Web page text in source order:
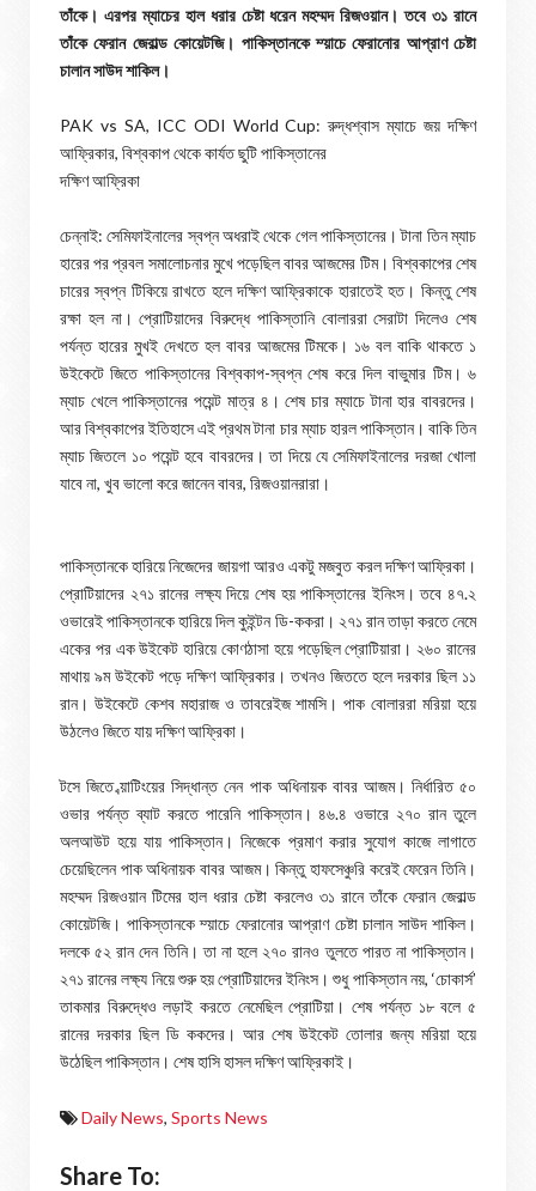
তাঁকে। এরপর ম্যাচের হাল ধরার চেষ্টা ধরেন মহম্মদ রিজওয়ান। তবে ৩১ রানে
তাঁকে ফেরান জেরাল্ড কোয়েটজি। পাকিস্তানকে ম্য়াচে ফেরানোর আপ্রাণ চেষ্টা
চালান সাউদ শাকিল।
PAK vs SA, ICC ODI World Cup: রুদ্ধশ্বাস ম্যাচে জয় দক্ষিণ
আফ্রিকার, বিশ্বকাপ থেকে কার্যত ছুটি পাকিস্তানের
দক্ষিণ আফ্রিকা
চেন্নাই: সেমিফাইনালের স্বপ্ন অধরাই থেকে গেল পাকিস্তানের। টানা তিন ম্যাচ
হারের পর প্রবল সমালোচনার মুখে পড়েছিল বাবর আজমের টিম। বিশ্বকাপের শেষ
চারের স্বপ্ন টিকিয়ে রাখতে হলে দক্ষিণ আফ্রিকাকে হারাতেই হত। কিন্তু শেষ
রক্ষা হল না। প্রোটিয়াদের বিরুদ্ধে পাকিস্তানি বোলাররা সেরাটা দিলেও শেষ
পর্যন্ত হারের মুখই দেখতে হল বাবর আজমের টিমকে। ১৬ বল বাকি থাকতে ১
উইকেটে জিতে পাকিস্তানের বিশ্বকাপ-স্বপ্ন শেষ করে দিল বাভুমার টিম। ৬
ম্যাচ খেলে পাকিস্তানের পয়েন্ট মাত্র ৪। শেষ চার ম্যাচে টানা হার বাবরদের।
আর বিশ্বকাপের ইতিহাসে এই প্রথম টানা চার ম্যাচ হারল পাকিস্তান। বাকি তিন
ম্যাচ জিতলে ১০ পয়েন্ট হবে বাবরদের। তা দিয়ে যে সেমিফাইনালের দরজা খোলা
যাবে না, খুব ভালো করে জানেন বাবর, রিজওয়ানরারা।
পাকিস্তানকে হারিয়ে নিজেদের জায়গা আরও একটু মজবুত করল দক্ষিণ আফ্রিকা।
প্রোটিয়াদের ২৭১ রানের লক্ষ্য দিয়ে শেষ হয় পাকিস্তানের ইনিংস। তবে ৪৭.২
ওভারেই পাকিস্তানকে হারিয়ে দিল কুইন্টন ডি-ককরা। ২৭১ রান তাড়া করতে নেমে
একের পর এক উইকেট হারিয়ে কোণঠাসা হয়ে পড়েছিল প্রোটিয়ারা। ২৬০ রানের
মাথায় ৯ম উইকেট পড়ে দক্ষিণ আফ্রিকার। তখনও জিততে হলে দরকার ছিল ১১
রান। উইকেটে কেশব মহারাজ ও তাবরেইজ শামসি। পাক বোলাররা মরিয়া হয়ে
উঠলেও জিতে যায় দক্ষিণ আফ্রিকা।
টসে জিতে ব্য়াটিংয়ের সিদ্ধান্ত নেন পাক অধিনায়ক বাবর আজম। নির্ধারিত ৫০
ওভার পর্যন্ত ব্যাট করতে পারেনি পাকিস্তান। ৪৬.৪ ওভারে ২৭০ রান তুলে
অলআউট হয়ে যায় পাকিস্তান। নিজেকে প্রমাণ করার সুযোগ কাজে লাগাতে
চেয়েছিলেন পাক অধিনায়ক বাবর আজম। কিন্তু হাফসেঞ্চুরি করেই ফেরেন তিনি।
মহম্মদ রিজওয়ান টিমের হাল ধরার চেষ্টা করলেও ৩১ রানে তাঁকে ফেরান জেরাল্ড
কোয়েটজি। পাকিস্তানকে ম্য়াচে ফেরানোর আপ্রাণ চেষ্টা চালান সাউদ শাকিল।
দলকে ৫২ রান দেন তিনি। তা না হলে ২৭০ রানও তুলতে পারত না পাকিস্তান।
২৭১ রানের লক্ষ্য নিয়ে শুরু হয় প্রোটিয়াদের ইনিংস। শুধু পাকিস্তান নয়, ‘চোকার্স’
তাকমার বিরুদ্ধেও লড়াই করতে নেমেছিল প্রোটিয়া। শেষ পর্যন্ত ১৮ বলে ৫
রানের দরকার ছিল ডি ককদের। আর শেষ উইকেট তোলার জন্য মরিয়া হয়ে
উঠেছিল পাকিস্তান। শেষ হাসি হাসল দক্ষিণ আফ্রিকাই।
Daily News, Sports News
Share To: